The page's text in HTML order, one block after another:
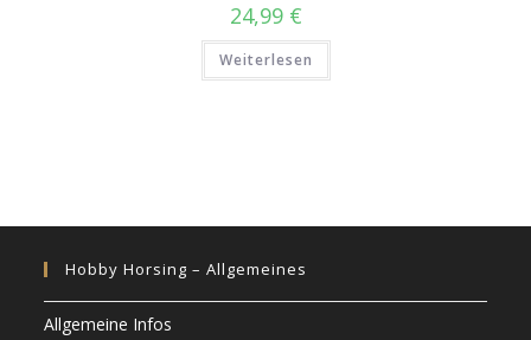
24,99 €
Weiterlesen
Hobby Horsing – Allgemeines
Allgemeine Infos